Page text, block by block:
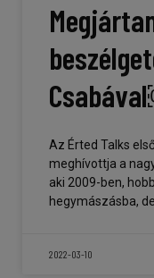
Az Érted Talks
meghívottja a
aki 2009-ben,
hegymászásba,
2022-03-10